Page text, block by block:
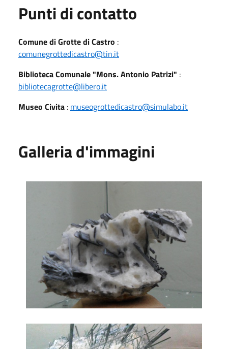
Punti di contatto
Comune di Grotte di Castro :
comunegrottedicastro@tin.it
Biblioteca Comunale "Mons. Antonio Patrizi" :
bibliotecagrotte@libero.it
Museo Civita : museogrottedicastro@simulabo.it
Galleria d'immagini